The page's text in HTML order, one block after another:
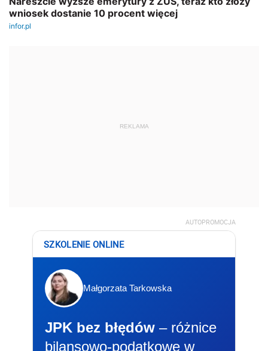
REKLAMA
AUTOPROMOCJA
SZKOLENIE ONLINE
Małgorzata Tarkowska
JPK bez błędów – różnice
bilansowo-podatkowe w